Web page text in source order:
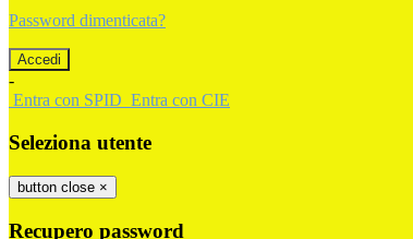
Password dimenticata?
-
Entra con SPID Entra con CIE
Seleziona utente
button close ×
Recupero password